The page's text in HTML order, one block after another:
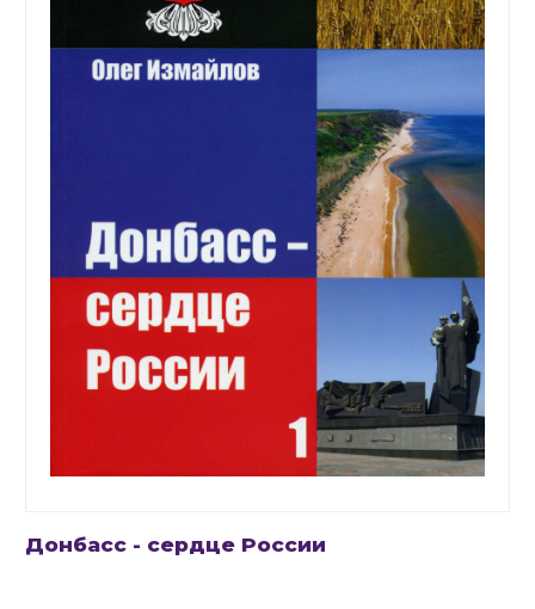
Донбасс - сердце России